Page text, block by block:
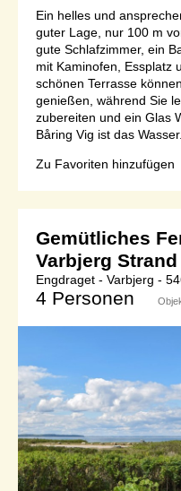
Ein helles und
guter Lage, nur 100 m
gute Schlafzimmer, ein
mit Kaminofen, Essplatz
schönen Terrasse
genießen, während Sie
zubereiten und ein Glas
Båring Vig ist das
Zu Favoriten hinzufügen
Gemütliches
Varbjerg Strand
Engdraget - Varbjerg -
4 Personen